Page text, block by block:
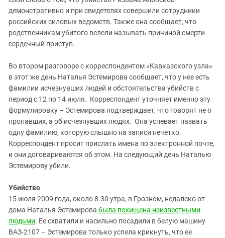
демонстративно и при свидетелях совершили сотрудники
российских силовых ведомств. Также она сообщает, что
родственникам убитого велели называть причиной смерти
сердечный приступ.
Во втором разговоре с корреспондентом «Кавказского узла»
в этот же день Наталья Эстемирова сообщает, что у нее есть
фамилии исчезнувших людей и обстоятельства убийств с
период с 12 по 14 июля. Корреспондент уточняет именно эту
формулировку – Эстемирова подтверждает, что говорят не о
пропавших, а об исчезнувших людях. Она успевает назвать
одну фамилию, которую слышно на записи нечетко.
Корреспондент просит прислать имена по электронной почте,
и они договариваются об этом. На следующий день Наталью
Эстемирову убили.
Убийство
15 июля 2009 года, около 8.30 утра, в Грозном, недалеко от
дома Наталья Эстемирова была похищена неизвестными
людьми. Ее схватили и насильно посадили в белую машину
ВАЗ-2107 – Эстемирова только успела крикнуть, что ее